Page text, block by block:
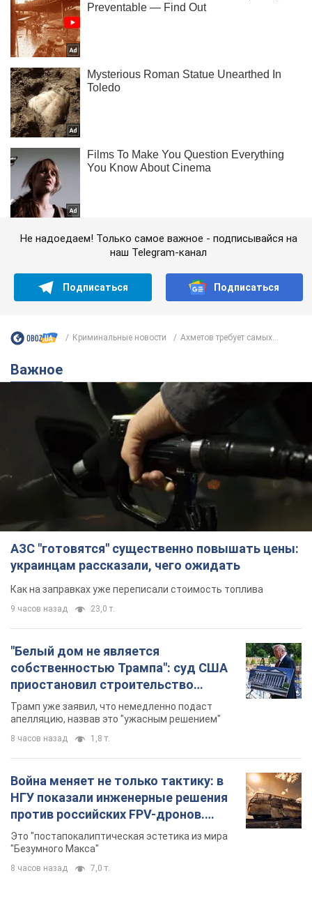
Не надоедаем! Только самое важное - подписывайся на
наш Telegram-канал
Подписаться Подписаться
Криминальные новости Ахметов требует самых...
Важное
АЗС "готовятся" существенно повышать цены:
украинцам рассказали, чего ожидать
Как на заправках уже переписали стоимость топлива
9 часов назад 23,0 т.
"Белый дом не является
собственностью Трампа": суд США
приостановил строительство
бального зала стоимостью 400 млн
долларов
Трамп уже заявил, что немедленно подаст
апелляцию, назвав это "ужасным решением"
8 часов назад 1,8 т.
Война меняет не только тактику: в
НГУ показали инженерные решения
против российских FPV-дронов.
Фото
Это "постапокалиптическая эстетика из мира
"Безумного Макса"
8 часов назад 7,0 т.